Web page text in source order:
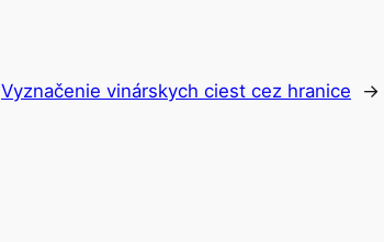
Vyznačenie vinárskych ciest cez hranice →